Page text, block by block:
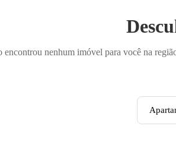
encontrou nenhum imóvel para você na